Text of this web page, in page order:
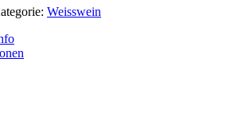
Weisswein